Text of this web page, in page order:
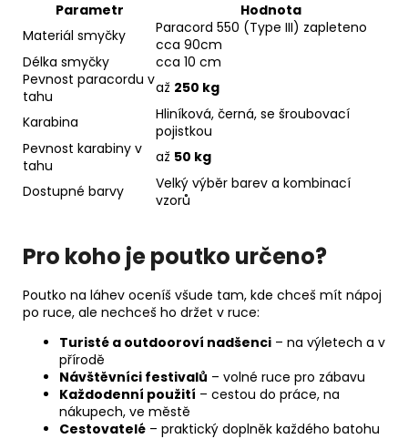
Parametr
Hodnota
Materiál smyčky
Paracord 550 (Type III) zapleteno
cca 90cm
Délka smyčky
cca 10 cm
Pevnost paracordu v
tahu
až 250 kg
Karabina
Hliníková, černá, se šroubovací
pojistkou
Pevnost karabiny v
tahu
až 50 kg
Dostupné barvy
Velký výběr barev a kombinací
vzorů
Pro koho je poutko určeno?
Poutko na láhev oceníš všude tam, kde chceš mít nápoj
po ruce, ale nechceš ho držet v ruce:
Turisté a outdooroví nadšenci – na výletech a v
přírodě
Návštěvníci festivalů – volné ruce pro zábavu
Každodenní použití – cestou do práce, na
nákupech, ve městě
Cestovatelé – praktický doplněk každého batohu